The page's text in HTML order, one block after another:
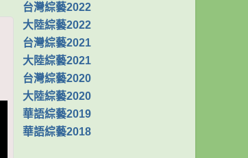
台灣綜藝2022
大陸綜藝2022
台灣綜藝2021
大陸綜藝2021
台灣綜藝2020
大陸綜藝2020
華語綜藝2019
華語綜藝2018